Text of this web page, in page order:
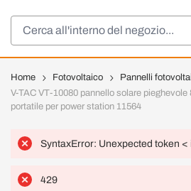
Home Fotovoltaico
Pannelli
V-TAC VT-10080 pannello solare
portatile per power station 11564
SyntaxError: Unexpected token <
429